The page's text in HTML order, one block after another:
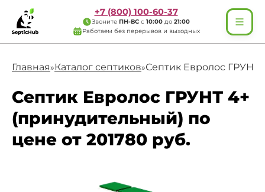
+7 (800) 100-60-37
Звоните ПН-ВС с 10:00 до 21:00
Работаем без перерывов и выходных
Главная»Каталог септиков»Септик Евролос ГРУНТ
Септик Евролос ГРУНТ 4+
(принудительный) по
цене от 201780 руб.